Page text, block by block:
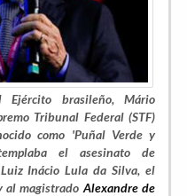
brasileño, Mário
Tribunal Federal (STF)
como 'Puñal Verde y
el asesinato de
Inácio Lula da Silva, el
al magistrado Alexandre de